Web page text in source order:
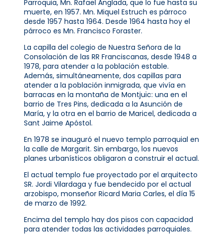
Parroquia, Mn. Rafael Anglada, que lo fue hasta su
muerte, en 1957. Mn. Miquel Estruch es párroco
desde 1957 hasta 1964. Desde 1964 hasta hoy el
párroco es Mn. Francisco Foraster.
La capilla del colegio de Nuestra Señora de la
Consolación de las RR Franciscanas, desde 1948 a
1978, para atender a la población estable.
Además, simultáneamente, dos capillas para
atender a la población inmigrada, que vivía en
barracas en la montaña de Montjuïc: una en el
barrio de Tres Pins, dedicada a la Asunción de
María, y la otra en el barrio de Maricel, dedicada a
Sant Jaime Apóstol.
En 1978 se inauguró el nuevo templo parroquial en
la calle de Margarit. Sin embargo, los nuevos
planes urbanísticos obligaron a construir el actual.
El actual templo fue proyectado por el arquitecto
SR. Jordi Vilardaga y fue bendecido por el actual
arzobispo, monseñor Ricard Maria Carles, el día 15
de marzo de 1992.
Encima del templo hay dos pisos con capacidad
para atender todas las actividades parroquiales.